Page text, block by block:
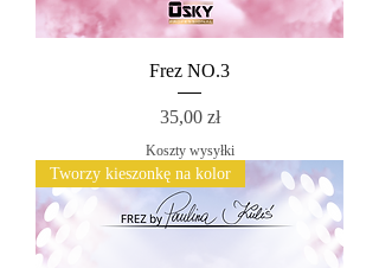
Frez NO.3
Cena
35,00 zł
Koszty wysyłki
Tworzy kieszonkę na kolor